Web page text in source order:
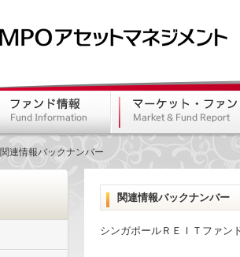
関連情報バックナンバー
関連情報バックナンバー
シンガポールＲＥＩＴファ